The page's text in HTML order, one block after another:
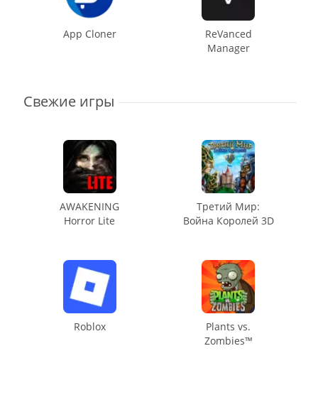
App Cloner
ReVanced
Manager
Свежие игры
AWAKENING
Horror Lite
Третий Мир:
Война Королей 3D
Roblox
Plants vs.
Zombies™